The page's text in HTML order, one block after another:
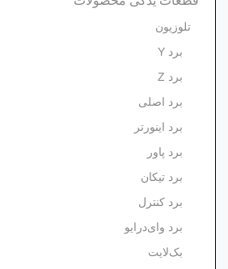
تلوزیون
برد Y
برد Z
برد اصلی
برد اینورتر
برد پاور
برد تیکان
برد کنترل
برد وای‌درایو
بک‌لایت